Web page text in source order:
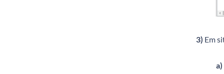
3) Em
a)